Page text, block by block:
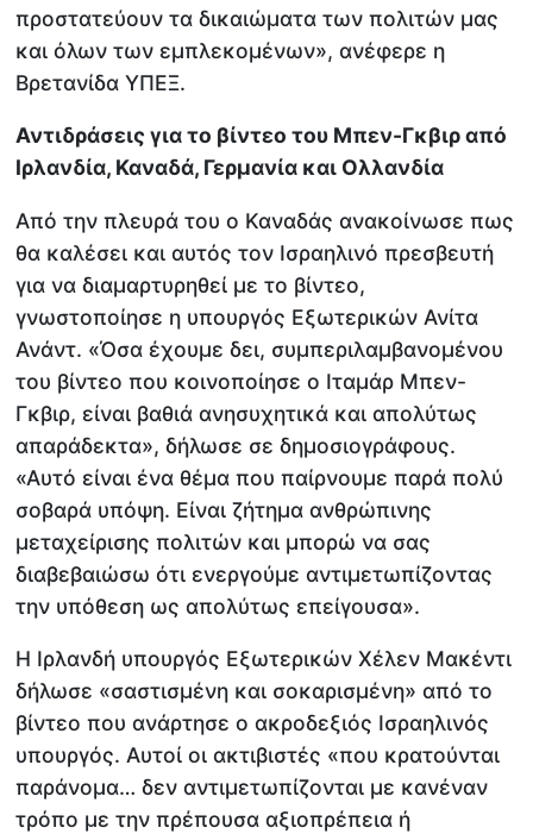
προστατεύουν τα δικαιώματα των πολιτών μας
και όλων των εμπλεκομένων», ανέφερε η
Βρετανίδα ΥΠΕΞ.
Αντιδράσεις για το βίντεο του Μπεν-Γκβιρ από
Ιρλανδία, Καναδά, Γερμανία και Ολλανδία
Από την πλευρά του ο Καναδάς ανακοίνωσε πως
θα καλέσει και αυτός τον Ισραηλινό πρεσβευτή
για να διαμαρτυρηθεί με το βίντεο,
γνωστοποίησε η υπουργός Εξωτερικών Ανίτα
Ανάντ. «Όσα έχουμε δει, συμπεριλαμβανομένου
του βίντεο που κοινοποίησε ο Ιταμάρ Μπεν-
Γκβιρ, είναι βαθιά ανησυχητικά και απολύτως
απαράδεκτα», δήλωσε σε δημοσιογράφους.
«Αυτό είναι ένα θέμα που παίρνουμε παρά πολύ
σοβαρά υπόψη. Είναι ζήτημα ανθρώπινης
μεταχείρισης πολιτών και μπορώ να σας
διαβεβαιώσω ότι ενεργούμε αντιμετωπίζοντας
την υπόθεση ως απολύτως επείγουσα».
Η Ιρλανδή υπουργός Εξωτερικών Χέλεν Μακέντι
δήλωσε «σαστισμένη και σοκαρισμένη» από το
βίντεο που ανάρτησε ο ακροδεξιός Ισραηλινός
υπουργός. Αυτοί οι ακτιβιστές «που κρατούνται
παράνομα… δεν αντιμετωπίζονται με κανέναν
τρόπο με την πρέπουσα αξιοπρέπεια ή